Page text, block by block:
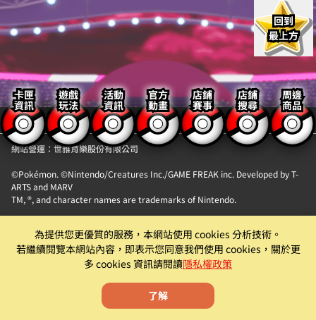
卡匣
資訊
遊戲
玩法
活動
資訊
官方
動畫
店鋪
賽事
店鋪
搜尋
周邊
商品
回到
最上方
【隱私權政策】 【聯絡我們】
網站營運：世雅育樂股份有限公司
©Pokémon. ©Nintendo/Creatures Inc./GAME FREAK inc. Developed by T-
ARTS and MARV
TM, ®, and character names are trademarks of Nintendo.
自動販賣機』卡片商品販售服務之自動販賣機。
遊戲僅為附屬功能。原廠及代理商均有權就該遊戲為內容調整、更新、優化或
下架等機具營運相關行為。
為提供您更優質的服務，本網站使用 cookies 分析技術。
若繼續閱覽本網站內容，即表示您同意我們使用 cookies，關於更
多 cookies 資訊請閱讀隱私權政策
了解